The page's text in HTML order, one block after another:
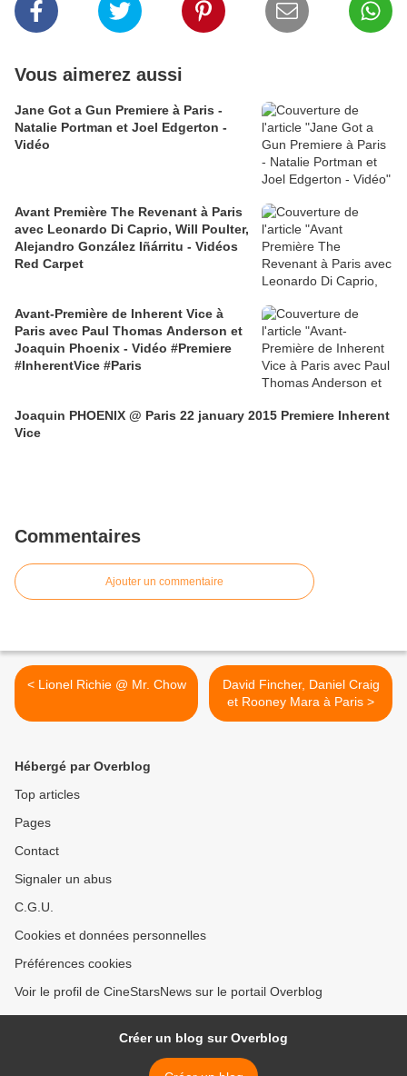
Vous aimerez aussi
Jane Got a Gun Premiere à Paris -
Natalie Portman et Joel Edgerton -
Vidéo
Avant Première The Revenant à Paris
avec Leonardo Di Caprio, Will Poulter,
Alejandro González Iñárritu - Vidéos
Red Carpet
Avant-Première de Inherent Vice à
Paris avec Paul Thomas Anderson et
Joaquin Phoenix - Vidéo #Premiere
#InherentVice #Paris
Joaquin PHOENIX @ Paris 22 january 2015 Premiere Inherent
Vice
Commentaires
Ajouter un commentaire
< Lionel Richie @ Mr. Chow
David Fincher, Daniel Craig
et Rooney Mara à Paris >
Hébergé par Overblog
Top articles
Pages
Contact
Signaler un abus
C.G.U.
Cookies et données personnelles
Préférences cookies
Voir le profil de CineStarsNews sur le portail Overblog
Créer un blog sur Overblog